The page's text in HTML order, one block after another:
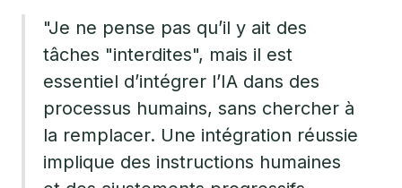
"Je ne pense pas qu’il y ait des
tâches "interdites", mais il est
essentiel d’intégrer l’IA dans des
processus humains, sans chercher à
la remplacer. Une intégration réussie
implique des instructions humaines